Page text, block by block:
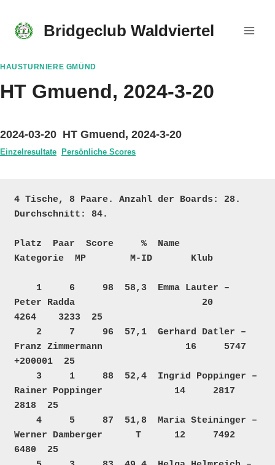
content
Bridgeclub Waldviertel
HAUSTURNIERE GMÜND
HT Gmuend, 2024-3-20
2024-03-20 HT Gmuend, 2024-3-20
Einzelresultate Persönliche Scores
4 Tische, 8 Paare. Anzahl der Boards: 28.
Durchschnitt: 84.
Platz  Paar  Score     %  Name
Kategorie  MP        M-ID       Klub
Peter Radda                       20
4264    3233  25
Franz Zimmermann               16     5747
+200001  25
Rainer Poppinger             14     2817
2818  25
Werner Damberger      T      12     7492
6480  25